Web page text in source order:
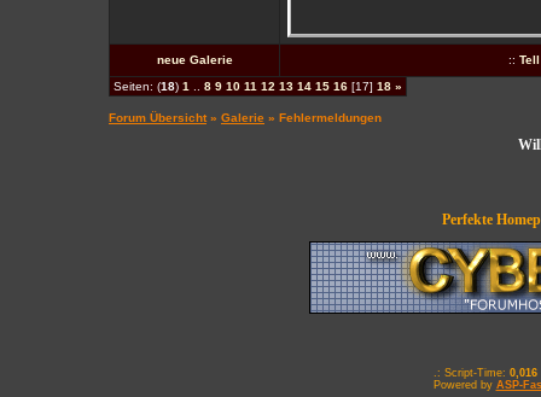
neue Galerie ::
Seiten: (18) 1 8 9 10 11 12 13 14 15 16 [17] 18 »
Forum Übersicht» Galerie » Fehlermeldungen
Perfekte
.: Script-Time: 0,016
Powered by ASP-